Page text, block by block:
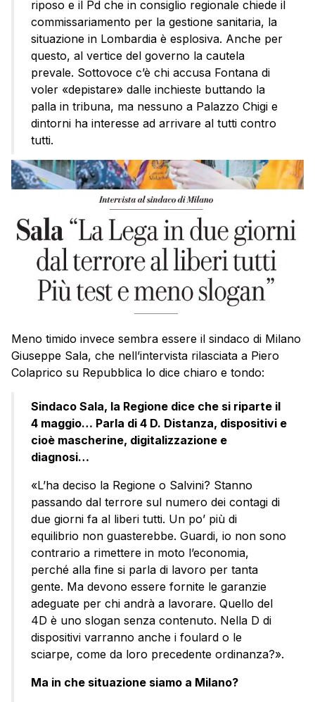
riposo e il Pd che in consiglio regionale chiede il
commissariamento per la gestione sanitaria, la
situazione in Lombardia è esplosiva. Anche per
questo, al vertice del governo la cautela
prevale. Sottovoce c’è chi accusa Fontana di
voler «depistare» dalle inchieste buttando la
palla in tribuna, ma nessuno a Palazzo Chigi e
dintorni ha interesse ad arrivare al tutti contro
tutti.
Meno timido invece sembra essere il sindaco di Milano
Giuseppe Sala, che nell’intervista rilasciata a Piero
Colaprico su Repubblica lo dice chiaro e tondo:
Sindaco Sala, la Regione dice che si riparte il
4 maggio… Parla di 4 D. Distanza, dispositivi e
cioè mascherine, digitalizzazione e
diagnosi…
«L’ha deciso la Regione o Salvini? Stanno
passando dal terrore sul numero dei contagi di
due giorni fa al liberi tutti. Un po’ più di
equilibrio non guasterebbe. Guardi, io non sono
contrario a rimettere in moto l’economia,
perché alla fine si parla di lavoro per tanta
gente. Ma devono essere fornite le garanzie
adeguate per chi andrà a lavorare. Quello del
4D è uno slogan senza contenuto. Nella D di
dispositivi varranno anche i foulard o le
sciarpe, come da loro precedente ordinanza?».
Ma in che situazione siamo a Milano?